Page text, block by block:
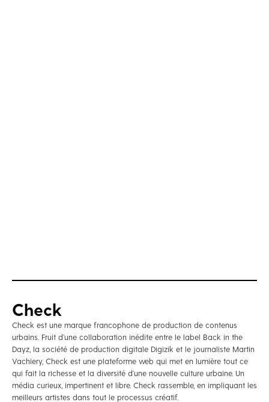
Check
Check est une marque francophone de production de contenus
urbains. Fruit d’une collaboration inédite entre le label Back in the
Dayz, la société de production digitale Digizik et le journaliste Martin
Vachiery, Check est une plateforme web qui met en lumière tout ce
qui fait la richesse et la diversité d’une nouvelle culture urbaine. Un
média curieux, impertinent et libre. Check rassemble, en impliquant les
meilleurs artistes dans tout le processus créatif.